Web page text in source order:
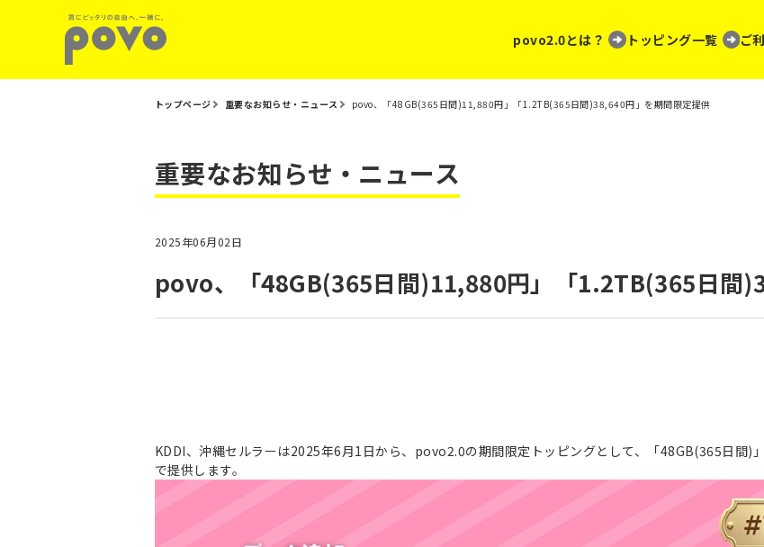
povo2.0とは？ トッピング一覧 ご
トップページ 重要なお知らせ・ニュース povo、「48GB(365日間)11,880円」「1.2TB(365日間)38,640円」を期間限定提供
重要なお知らせ・ニュース
2025年06月02日
povo、「48GB(365日間)11,880円」「1.2TB(365日間
KDDI、沖縄セルラーは2025年6月1日から、povo2.0の期間限定トッピングとして、「48GB(365日間
で提供します。